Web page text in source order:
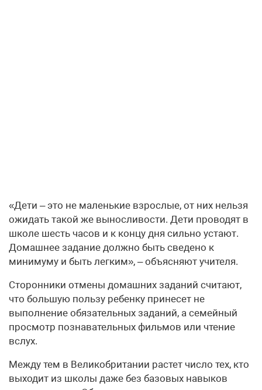
«Дети – это не маленькие взрослые, от них нельзя
ожидать такой же выносливости. Дети проводят в
школе шесть часов и к концу дня сильно устают.
Домашнее задание должно быть сведено к
минимуму и быть легким», – объясняют учителя.
Сторонники отмены домашних заданий считают,
что большую пользу ребенку принесет не
выполнение обязательных заданий, а семейный
просмотр познавательных фильмов или чтение
вслух.
Между тем в Великобритании растет число тех, кто
выходит из школы даже без базовых навыков